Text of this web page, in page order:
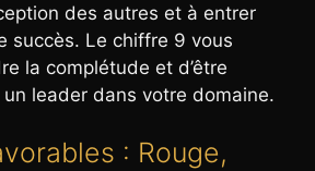
des autres et à entrer
succès. Le chiffre 9 vous
la complétude et d’être
leader dans votre domaine.
: Rouge,